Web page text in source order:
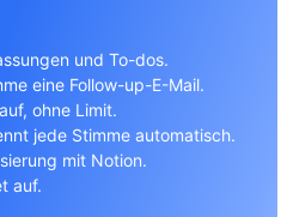
und To-dos.
eine Follow-up-E-Mail.
ohne Limit.
jede Stimme automatisch.
mit Notion.
auf.